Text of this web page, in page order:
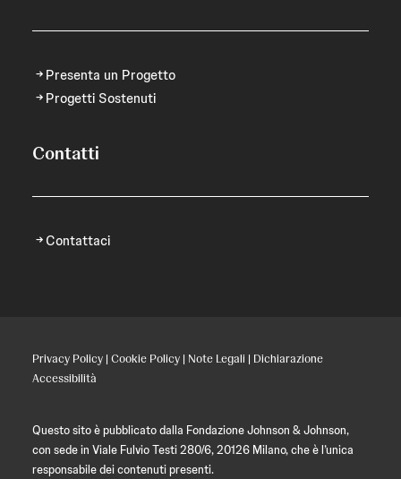
Presenta un Progetto
Progetti Sostenuti
Contatti
Contattaci
Privacy Policy | Cookie Policy | Note Legali | Dichiarazione
Accessibilità
Questo sito è pubblicato dalla Fondazione Johnson & Johnson,
con sede in Viale Fulvio Testi 280/6, 20126 Milano, che è l’unica
responsabile dei contenuti presenti.